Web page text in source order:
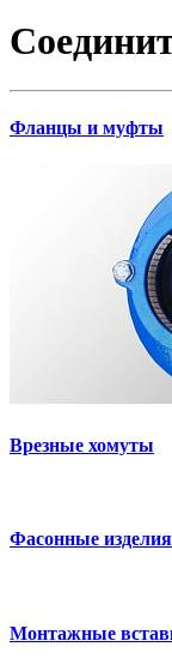
Фланцы и муфты
Врезные хомуты
Фасонные изделия
Монтажные